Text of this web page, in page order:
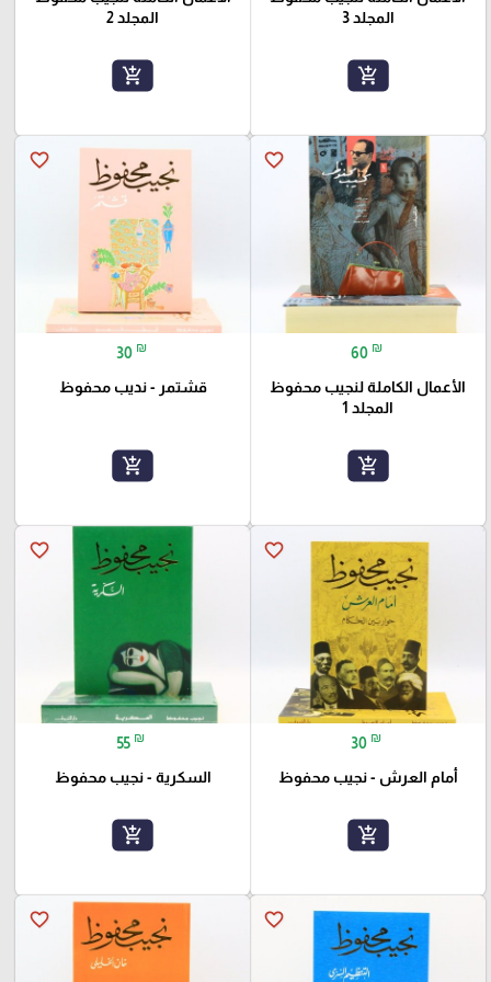
المجلد 3
add_shopping_cart
المجلد 2
add_shopping_cart
favorite_border
60 ₪
الأعمال الكاملة لنجيب محفوظ
المجلد 1
add_shopping_cart
favorite_border
30 ₪
قشتمر - نديب محفوظ
add_shopping_cart
favorite_border
30 ₪
أمام العرش - نجيب محفوظ
add_shopping_cart
favorite_border
55 ₪
السكرية - نجيب محفوظ
add_shopping_cart
favorite_border
favorite_border